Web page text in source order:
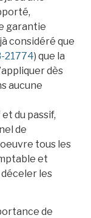
garantie
considéré que
21774) que la
dès
aucune
du passif,
de
tous les
et
les
de